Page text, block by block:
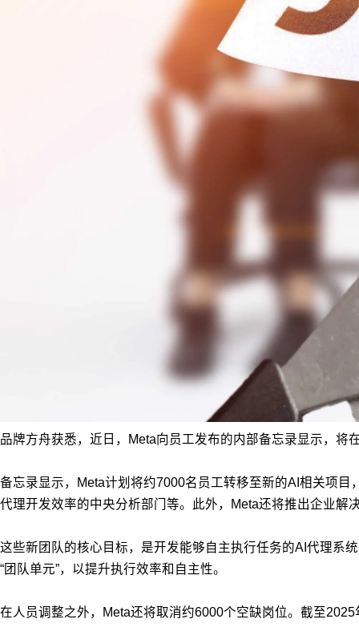
品牌方舟获悉，近日，Meta向员工发布的内部备忘录显示， 将
备忘录显示，Meta计划将约7000名员工转移至新的AI相关项目
代理开发效率的中央分析部门等。此外，Meta还将推出企业解
这些新团队的核心目标，是开发能够自主执行任务的AI代理系
“团队单元”，以提升执行效率和自主性。
在人员调整之外，Meta还将取消约6000个空缺岗位。截至